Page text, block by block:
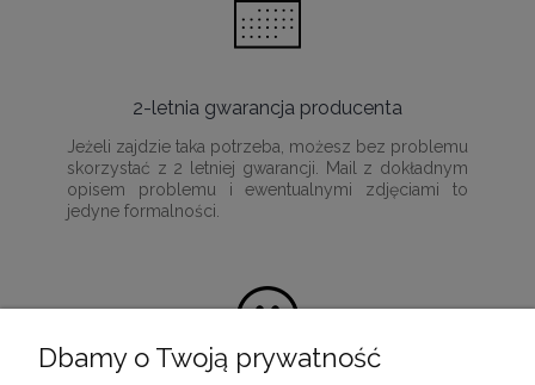
2-letnia gwarancja producenta
Jeżeli zajdzie taka potrzeba, możesz bez problemu
skorzystać z 2 letniej gwarancji. Mail z dokładnym
opisem problemu i ewentualnymi zdjęciami to
jedyne formalności.
Dbamy o Twoją prywatność